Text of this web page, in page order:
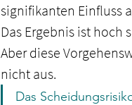
signifikanten Einfluss
Das Ergebnis ist hoch
Aber diese
nicht aus.
Das